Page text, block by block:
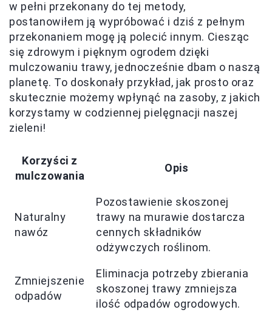
w pełni przekonany do tej metody,
postanowiłem ją wypróbować i dziś z pełnym
przekonaniem mogę ją polecić innym. Ciesząc
się zdrowym i pięknym ogrodem dzięki
mulczowaniu trawy, jednocześnie dbam o naszą
planetę. To doskonały przykład, jak prosto oraz
skutecznie możemy wpłynąć na zasoby, z jakich
korzystamy w codziennej pielęgnacji naszej
zieleni!
Korzyści z
mulczowania
Opis
Naturalny
nawóz
Pozostawienie skoszonej
trawy na murawie dostarcza
cennych składników
odżywczych roślinom.
Zmniejszenie
odpadów
Eliminacja potrzeby zbierania
skoszonej trawy zmniejsza
ilość odpadów ogrodowych.